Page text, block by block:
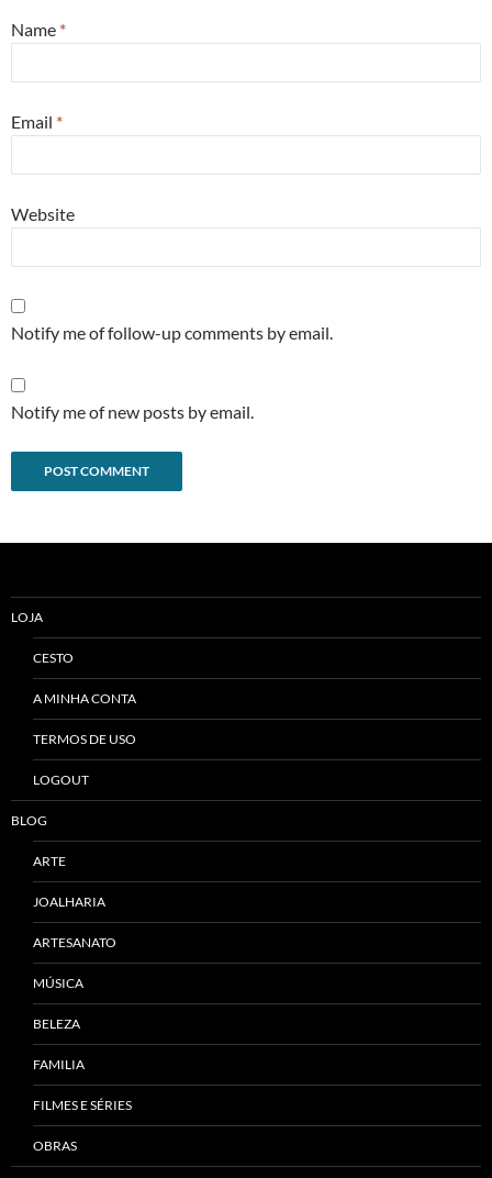
Name *
Email *
Website
Notify me of follow-up comments by email.
Notify me of new posts by email.
LOJA
CESTO
A MINHA CONTA
TERMOS DE USO
LOGOUT
BLOG
ARTE
JOALHARIA
ARTESANATO
MÚSICA
BELEZA
FAMILIA
FILMES E SÉRIES
OBRAS